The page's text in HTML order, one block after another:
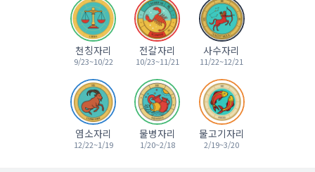
천칭자리
9/23~10/22
전갈자리
10/23~11/21
사수자리
11/22~12/21
염소자리
12/22~1/19
물병자리
1/20~2/18
물고기자리
2/19~3/20